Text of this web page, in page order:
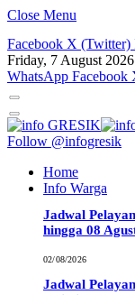
Close Menu
Facebook X (Twitter)
Friday, 7 August 2026
WhatsApp Facebook
Follow @infogresik
Home
Info Warga
Jadwal
hingga 08
02/08/2026
Jadwal